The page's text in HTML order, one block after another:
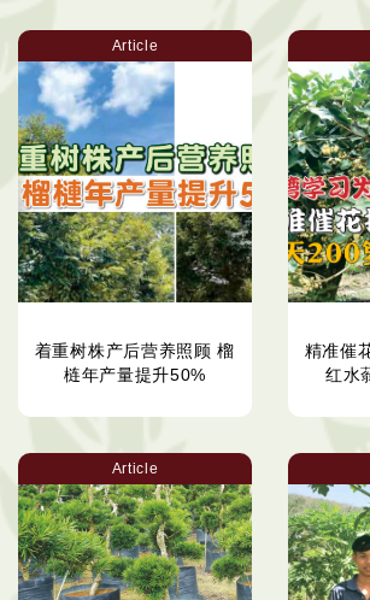
Article
着重树株产后营养照顾 榴
梿年产量提升50%
精准催
红水
Article